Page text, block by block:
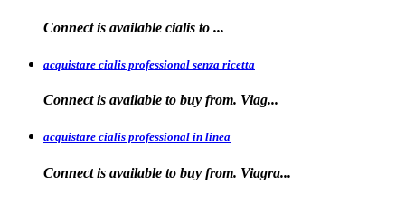
Connect is available cialis to ...
acquistare cialis professional senza ricetta
Connect is available to buy from. Viag...
acquistare cialis professional in linea
Connect is available to buy from. Viagra...